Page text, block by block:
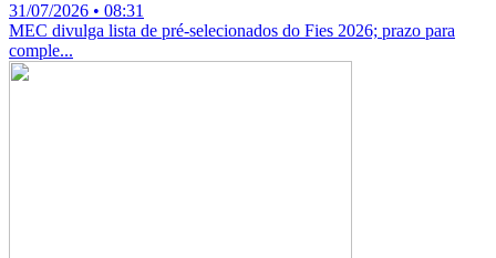
31/07/2026 • 08:31
MEC divulga lista de pré-selecionados do Fies 2026; prazo para
comple...